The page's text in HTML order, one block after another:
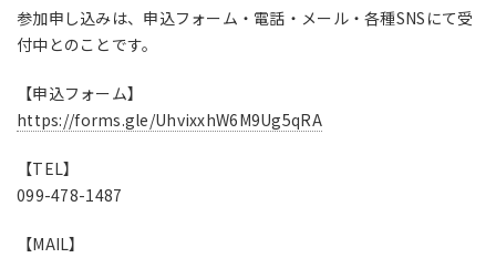
参加申し込みは、申込フォーム・電話・メール・各種SNSにて受
付中とのことです。
【申込フォーム】
https://forms.gle/UhvixxhW6M9Ug5qRA
【TEL】
099-478-1487
【MAIL】